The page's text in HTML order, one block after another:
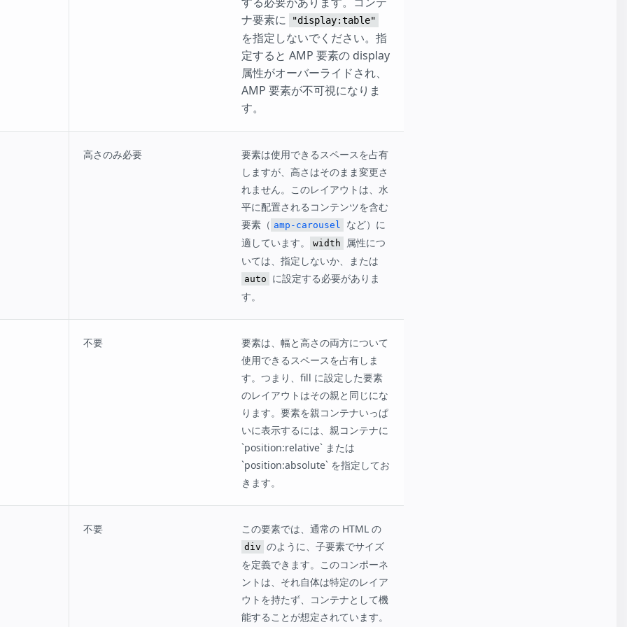
ナ要素に
"display:table"
を指定しないでください。指
定すると AMP 要素の display
属性がオーバーライドされ、
AMP 要素が不可視になりま
す。
高さのみ必要
要素は使用できるスペースを占有
しますが、高さはそのまま変更さ
れません。このレイアウトは、水
平に配置されるコンテンツを含む
要素（ amp-carousel
など）に
適しています。
width
属性につ
いては、指定しないか、または
auto
に設定する必要がありま
す。
不要
要素は、幅と高さの両方について
使用できるスペースを占有しま
す。つまり、fill に設定した要素
のレイアウトはその親と同じにな
ります。要素を親コンテナいっぱ
いに表示するには、親コンテナに
`position:relative` または
`position:absolute` を指定してお
きます。
不要 この要素では、通常の HTML の
div のように、子要素でサイズ
を定義できます。このコンポーネ
ントは、それ自体は特定のレイア
ウトを持たず、コンテナとして機
能することが想定されています。